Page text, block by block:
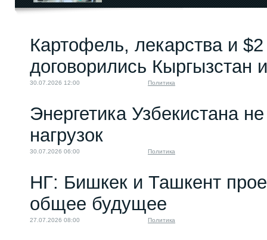
идёт в Центральную...
12.09.2022 10:00
Картофель, лекарства и
договорились Кыргызстан
30.07.2026 12:00 Политика
Энергетика Узбекистана
нагрузок
30.07.2026 06:00 Политика
НГ: Бишкек и Ташкент
общее будущее
27.07.2026 08:00 Политика